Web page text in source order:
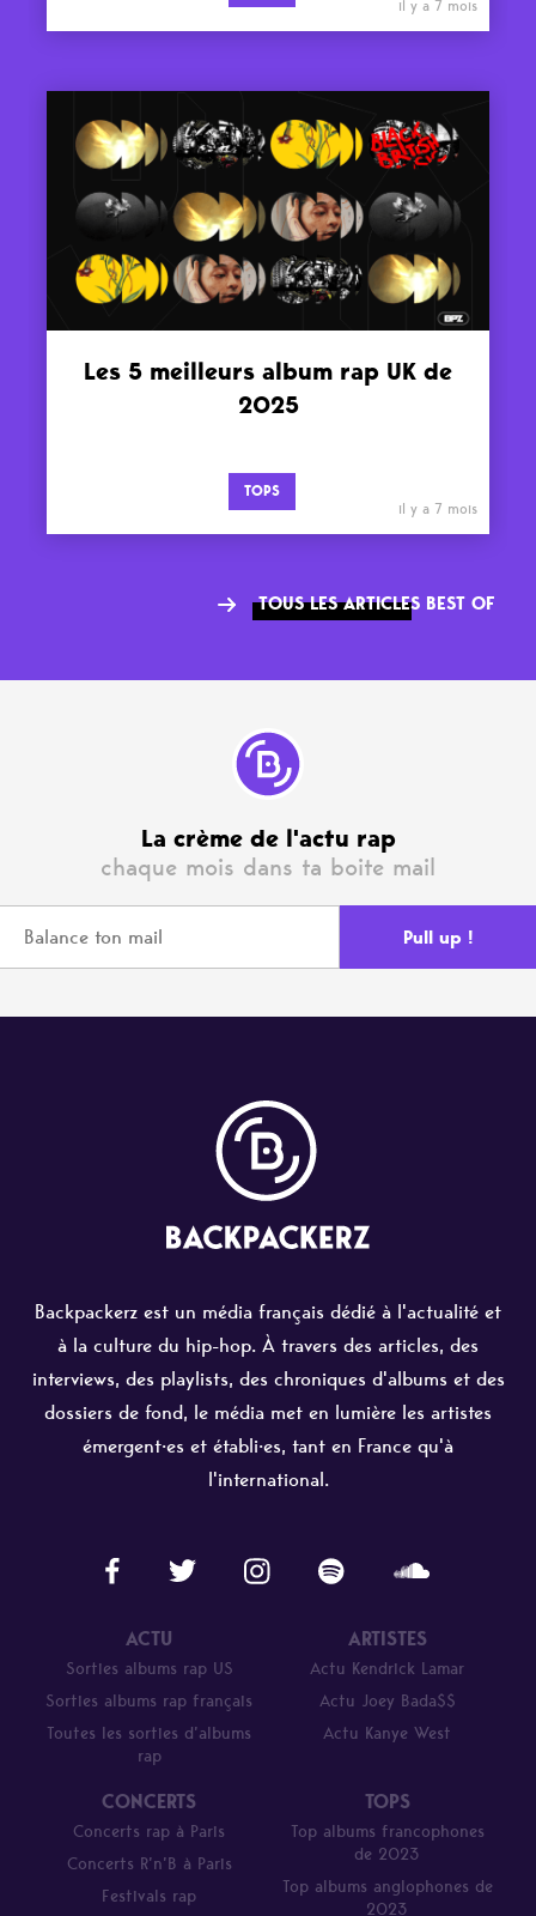
il y a 7 mois
Les 5 meilleurs album rap UK de
2025
TOPS
il y a 7 mois
TOUS LES ARTICLES BEST OF
La crème de l'actu rap
chaque mois dans ta boite mail
Backpackerz est un média français dédié à l'actualité et
à la culture du hip-hop. À travers des articles, des
interviews, des playlists, des chroniques d'albums et des
dossiers de fond, le média met en lumière les artistes
émergent·es et établi·es, tant en France qu'à
l'international.
ACTU
Sorties albums rap US
Sorties albums rap français
Toutes les sorties d’albums
rap
ARTISTES
Actu Kendrick Lamar
Actu Joey Bada$$
Actu Kanye West
CONCERTS
Concerts rap à Paris
Concerts R’n’B à Paris
Festivals rap
TOPS
Top albums francophones
de 2023
Top albums anglophones de
2023